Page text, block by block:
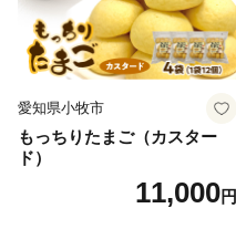
愛知県小牧市
もっちりたまご（カスター
ド）
11,000円